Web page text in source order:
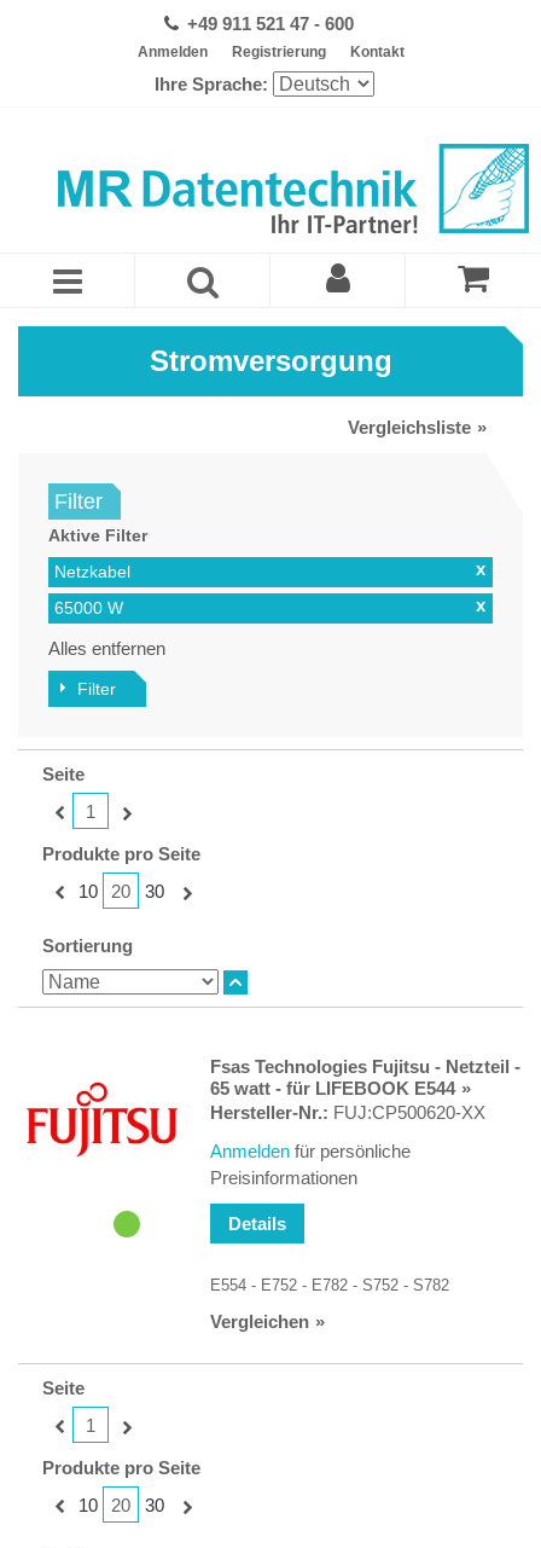
+49 911 521 47 - 600
Anmelden Registrierung Kontakt
Ihre Sprache:
Stromversorgung
Vergleichsliste
Filter
Aktive Filter
x
Netzkabel
x
65000 W
Alles entfernen
Filter
Seite
1
Produkte pro Seite
10
20 30
Sortierung
Fsas Technologies Fujitsu - Netzteil -
65 watt - für LIFEBOOK E544
Hersteller-Nr.: FUJ:CP500620-XX
Anmelden für persönliche
Preisinformationen
Details
E554 - E752 - E782 - S752 - S782
Vergleichen
Seite
1
Produkte pro Seite
10
20 30